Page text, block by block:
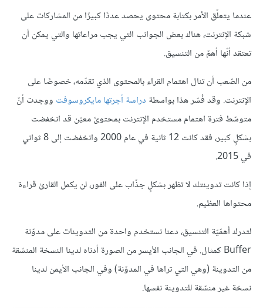
عندما يتعلّق الأمر بكتابة محتوى يحصد عددًا كبيرًا من المشاركات على
شبكة الإنترنت، هناك بعض الجوانب التي يجب مراعاتها والتي يمكن أن
تعتقد أنّها أهمّ من التنسيق.
من الصّعب أن تنال اهتمام القراء بالمحتوى الذي تقدّمه، خصوصًا على
الإنترنت. وقد فُسّر هذا بواسطة دراسة أجرتها مايكروسوفت ووجدت أنّ
متوسّط فترة اهتمام مستخدم الإنترنت بمحتوىً معيّن قد انخفضت
بشكلٍ كبير، فقد كانت 12 ثانية في عام 2000 وانخفضت إلى 8 ثواني
في 2015.
إذا كانت تدوينتك لا تظهر بشكلٍ جذّاب على الفور، لن يكمل القارئ قراءة
محتواها العظيم.
لتدرك أهمّيّة التنسيق، دعنا نستخدم واحدة من التدوينات على مدوّنة
Buffer كمثال. في الجانب الأيسر من الصورة أدناه لدينا النسخة المنسّقة
من التدوينة (وهي التي تراها في المدوّنة) وفي الجانب الأيمن لدينا
نسخة غير منسّقة للتدوينة نفسها.